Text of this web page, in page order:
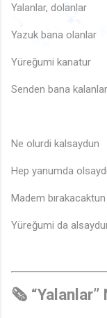
Yalanlar, dolanlar
Yazuk bana olanlar
Yüreğumi kanatur
Senden bana kalanlar
Ne olurdi kalsaydun
Hep yanumda
Madem bırakacaktun
Yüreğumi da
🗞️ “Yalanlar”
♩
♪
♫
♫♩
♩
🎵